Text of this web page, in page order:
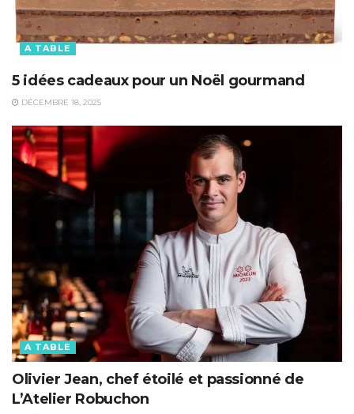
A TABLE
5 idées cadeaux pour un Noël gourmand
DÉCEMBRE 18, 2025
A TABLE
Olivier Jean, chef étoilé et passionné de
L’Atelier Robuchon